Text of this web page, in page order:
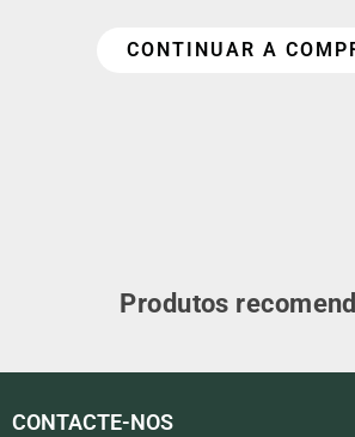
CONTINUAR A
Produtos
CONTACTE-NOS